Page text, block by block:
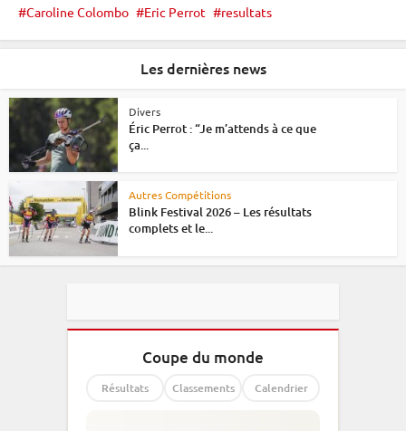
Caroline Colombo Eric Perrot resultats
Les dernières news
Divers
Éric Perrot : “Je m’attends à ce que
ça...
Autres Compétitions
Blink Festival 2026 – Les résultats
complets et le...
Coupe du monde
Résultats Classements Calendrier